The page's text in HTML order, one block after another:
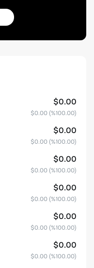
$0.00
$0.00 (%100.00)
$0.00
$0.00 (%100.00)
$0.00
$0.00 (%100.00)
$0.00
$0.00 (%100.00)
$0.00
$0.00 (%100.00)
$0.00
$0.00 (%100.00)